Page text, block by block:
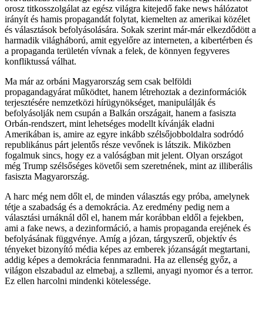
orosz titkosszolgálat az egész világra kitejedő fake news hálózatot
irányít és hamis propagandát folytat, kiemelten az amerikai közélet
és választások befolyásolására. Sokak szerint már-már elkezdődött a
harmadik világháború, amit egyelőre az interneten, a kibertérben és
a propaganda területén vívnak a felek, de könnyen fegyveres
konfliktussá válhat.
Ma már az orbáni Magyarország sem csak belföldi
propagandagyárat működtet, hanem létrehoztak a dezinformációk
terjesztésére nemzetközi hírügynökséget, manipulálják és
befolyásolják nem csupán a Balkán országait, hanem a fasiszta
Orbán-rendszert, mint lehetséges modellt kívánják eladni
Amerikában is, amire az egyre inkább szélsőjobboldalra sodródó
republikánus párt jelentős része vevőnek is látszik. Miközben
fogalmuk sincs, hogy ez a valóságban mit jelent. Olyan országot
még Trump szélsőséges követői sem szeretnének, mint az illiberális
fasiszta Magyarország.
A harc még nem dőlt el, de minden választás egy próba, amelynek
tétje a szabadság és a demokrácia. Az eredmény pedig nem a
választási urnáknál dől el, hanem már korábban eldől a fejekben,
ami a fake news, a dezinformáció, a hamis propaganda erejének és
befolyásának függvénye. Amíg a józan, tárgyszerű, objektív és
tényeket bizonyító média képes az emberek józanságát megtartani,
addig képes a demokrácia fennmaradni. Ha az ellenség győz, a
világon elszabadul az elmebaj, a szllemi, anyagi nyomor és a terror.
Ez ellen harcolni mindenki kötelessége.